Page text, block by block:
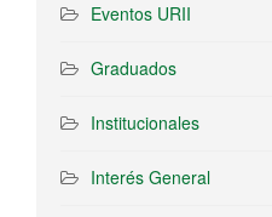
Eventos URII
Graduados
Institucionales
Interés General